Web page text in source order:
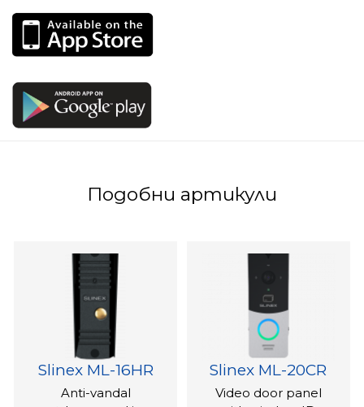
Подобни артикули
Slinex ML-16HR
Anti-vandal
Slinex ML-20CR
Video door panel